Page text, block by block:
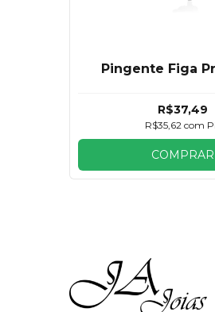
Pingente Figa
R$37,49
R$35,62 com
COMPRAR